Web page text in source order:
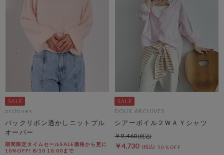
archives
バックリボン透かしニットプル
オーバー
期間限定タイムセールSALE価格から更に
10%OFF! 8/10 10:00まで
DOUX ARCHIVES
シアーボイル２ＷＡＹシャツ
￥4,730 50％OFF
￥9,460